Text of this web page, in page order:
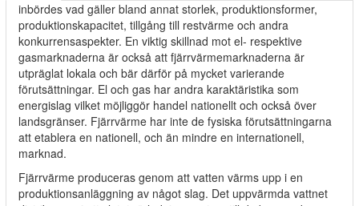
inbördes vad gäller bland annat storlek, produktionsformer,
produktionskapacitet, tillgång till restvärme och andra
konkurrensaspekter. En viktig skillnad mot el- respektive
gasmarknaderna är också att fjärrvärmemarknaderna är
utpräglat lokala och bär därför på mycket varierande
förutsättningar. El och gas har andra karaktäristika som
energislag vilket möjliggör handel nationellt och också över
landsgränser. Fjärrvärme har inte de fysiska förutsättningarna
att etablera en nationell, och än mindre en internationell,
marknad.
Fjärrvärme produceras genom att vatten värms upp i en
produktionsanläggning av något slag. Det uppvärmda vattnet